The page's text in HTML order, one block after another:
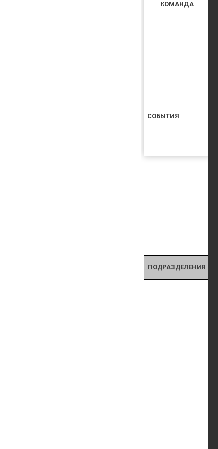
КОМАНДА
СОБЫТИЯ
ПОДРАЗДЕЛЕНИЯ